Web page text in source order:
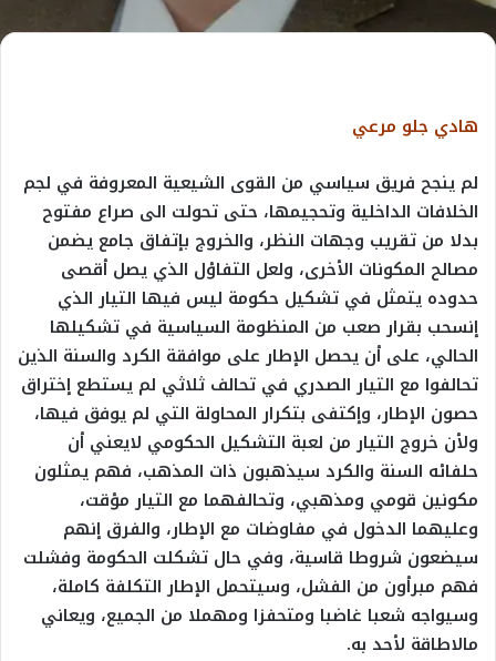
هادي جلو مرعي
لم ينجح فريق سياسي من القوى الشيعية المعروفة في لجم
الخلافات الداخلية وتحجيمها، حتى تحولت الى صراع مفتوح
بدلا من تقريب وجهات النظر، والخروج بإتفاق جامع يضمن
مصالح المكونات الأخرى، ولعل التفاؤل الذي يصل أقصى
حدوده يتمثل في تشكيل حكومة ليس فيها التيار الذي
إنسحب بقرار صعب من المنظومة السياسية في تشكيلها
الحالي، على أن يحصل الإطار على موافقة الكرد والسنة الذين
تحالفوا مع التيار الصدري في تحالف ثلاثي لم يستطع إختراق
حصون الإطار، وإكتفى بتكرار المحاولة التي لم يوفق فيها،
ولأن خروج التيار من لعبة التشكيل الحكومي لايعني أن
حلفائه السنة والكرد سيذهبون ذات المذهب، فهم يمثلون
مكونين قومي ومذهبي، وتحالفهما مع التيار مؤقت،
وعليهما الدخول في مفاوضات مع الإطار، والفرق إنهم
سيضعون شروطا قاسية، وفي حال تشكلت الحكومة وفشلت
فهم مبرأون من الفشل، وسيتحمل الإطار التكلفة كاملة،
وسيواجه شعبا غاضبا ومتحفزا ومهملا من الجميع، ويعاني
مالاطاقة لأحد به.